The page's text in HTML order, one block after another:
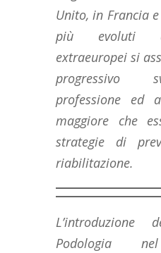
Unito, in Francia
più evoluti
extraeuropei si
progressivo
professione ed
maggiore che
strategie di
riabilitazione.
Podologia